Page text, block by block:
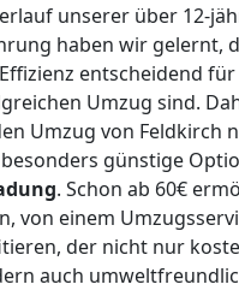
unserer über 12-
haben wir gelernt,
entscheidend
Umzug sind.
Umzug von Feldkirch
günstige
. Schon ab 60€
von einem
der nicht nur
auch